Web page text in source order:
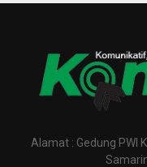
Alamat : Gedung PWI